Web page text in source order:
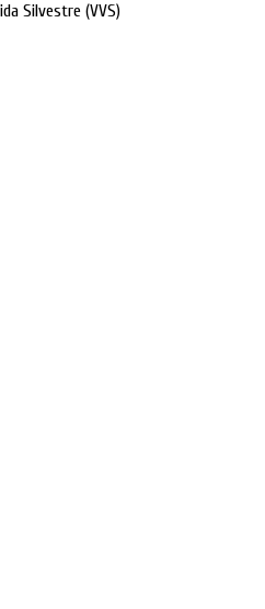
Silvestre (VVS)